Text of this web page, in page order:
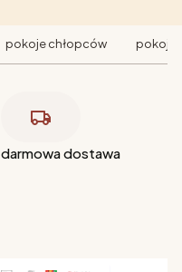
pokoje chłopców pokoje
darmowa dostawa